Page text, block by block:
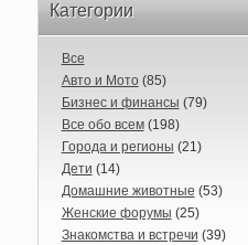
Категории
Все
Авто и Мото(85)
Бизнес и финансы (79)
Все обо всем(198)
Города и регионы (21)
Дети (14)
Домашние животные (53)
Женские форумы (25)
Знакомства и встречи (39)